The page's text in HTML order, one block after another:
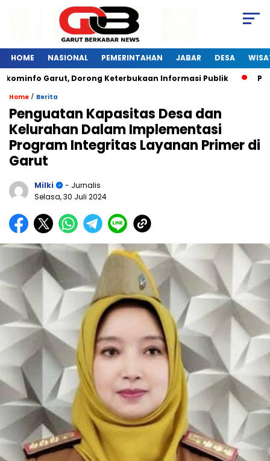
HOME NASIONAL PEMERINTAHAN JABAR DESA
Garut, Dorong Keterbukaan Informasi Publik
Home / Berita
Penguatan Kapasitas Desa dan
Kelurahan Dalam Implementasi
Program Integritas Layanan Primer di
Garut
Milki
- Jurnalis
Selasa, 30 Juli 2024